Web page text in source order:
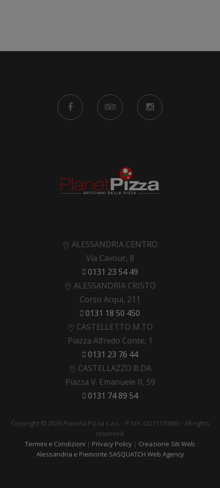
ALESSANDRIA CENTRO
Via Cavour, 8
0131 23 54 49
ALESSANDRIA CRISTO
Corso Acqui, 211
0131 18 50 450
CASTELLETTO M.TO
Piazza Alfredo Conte, 1
0131 23 76 44
CASTELLAZZO B.DA
Piazza V. Emanuele II, 59
0131 74 89 54
Copyright © 2026 Pianeta Pizza s.a.s. - P.IVA 12211110965 - All rights
reserved
Termini e Condizioni | Privacy Policy | Creazione Siti Web
Alessandria e Piemonte SASQUATCH Web Agency